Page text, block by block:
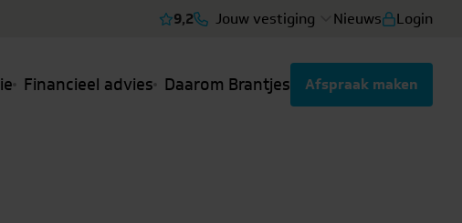
Bekijk reviews
9,2 Jouw vestiging Nieuws Login
Financieel advies Daarom Brantjes Afspraak maken